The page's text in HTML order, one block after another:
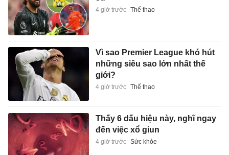
4 giờ trước Thể thao
Vì sao Premier League khó hút
những siêu sao lớn nhất thế
giới?
4 giờ trước Thể thao
Thấy 6 dấu hiệu này, nghĩ ngay
đến việc xổ giun
4 giờ trước Sức khỏe